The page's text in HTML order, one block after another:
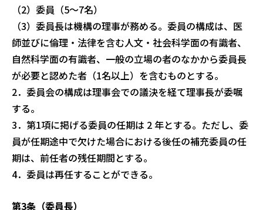
（2）委員（5～7名）
（3）委員長は機構の理事が務める。委員の構成は、医
師並びに倫理・法律を含む人文・社会科学面の有識者、
自然科学面の有識者、一般の立場の者のなかから委員長
が必要と認めた者（1名以上）を含むものとする。
2．委員会の構成は理事会での議決を経て理事長が委嘱
する。
3．第1項に掲げる委員の任期は 2 年とする。ただし、委
員が任期途中で欠けた場合における後任の補充委員の任
期は、前任者の残任期間とする。
4．委員は再任することができる。
第3条（委員長）